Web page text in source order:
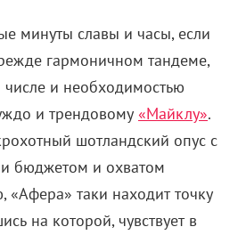
минуты славы и часы, если
гармоничном тандеме,
и необходимостью
и трендовому «Майклу».
шотландский опус с
бюджетом и охватом
«Афера» таки находит точку
на которой, чувствует в